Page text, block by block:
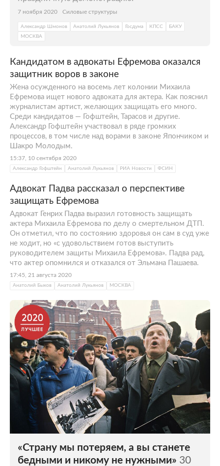
7 ноября 2020 Силовые структуры
Александр Шмонов Анатолий Лукьянов Госдума КПСС
БАКУ
МОСКВА
Кандидатом в адвокаты Ефремова оказался
защитник воров в законе
Жена осужденного на восемь лет колонии Михаила
Ефремова ищет нового адвоката для актера. Как пояснил
журналистам артист, желающих защищать его много.
Среди кандидатов — Гофштейн, Тарасов и другие.
Александр Гофштейн участвовал в ряде громких
процессов, в том числе над ворами в законе Япончиком и
Шакро Молодым.
15:37, 10 сентября 2020
Александр Гофштейн Анатолий Лукьянов РИА Новости ФСИН
Адвокат Падва рассказал о перспективе
защищать Ефремова
Адвокат Генрих Падва выразил готовность защищать
актера Михаила Ефремова по делу о смертельном ДТП.
Он отметил, что по состоянию здоровья он сам в суд уже
не ходит, но «с удовольствием готов выступить
руководителем защиты Михаила Ефремова». Падва рад,
что актер опомнился и отказался от Эльмана Пашаева.
17:45, 21 августа 2020
Анатолий Быков Анатолий Лукьянов МОСКВА
«Страну мы потеряем, а вы станете
бедными и никому не нужными» 30